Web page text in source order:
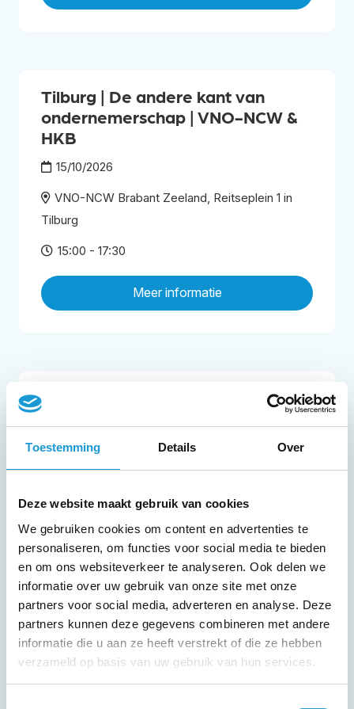
Toestemming Details Over
Deze website maakt gebruik van cookies
We gebruiken cookies om content en advertenties te
personaliseren, om functies voor social media te bieden
en om ons websiteverkeer te analyseren. Ook delen we
informatie over uw gebruik van onze site met onze
partners voor social media, adverteren en analyse. Deze
partners kunnen deze gegevens combineren met andere
informatie die u aan ze heeft verstrekt of die ze hebben
verzameld op basis van uw gebruik van hun services.
Tilburg | De andere kant van
ondernemerschap | VNO-NCW &
HKB
15/10/2026
VNO-NCW Brabant Zeeland, Reitseplein 1 in
Tilburg
15:00 - 17:30
Meer informatie
Uden | De andere kant van
ondernemerschap | VNO-NCW &
HKB
5/11/2026
Chain Logistics, Jagersveld 6a in Uden
15:00 - 17:30
Meer informatie
Hoogeloon | De andere kant van